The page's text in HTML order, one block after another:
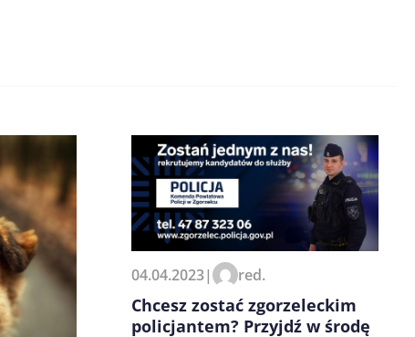
04.04.2023| red.
Chcesz zostać zgorzeleckim
policjantem? Przyjdź w środę